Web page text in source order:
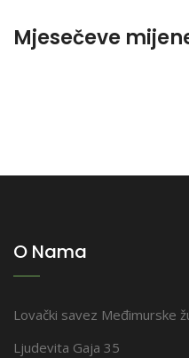
Mjesečeve
O Nama
Lovački savez Međimurske
Ljudevita Gaja 35